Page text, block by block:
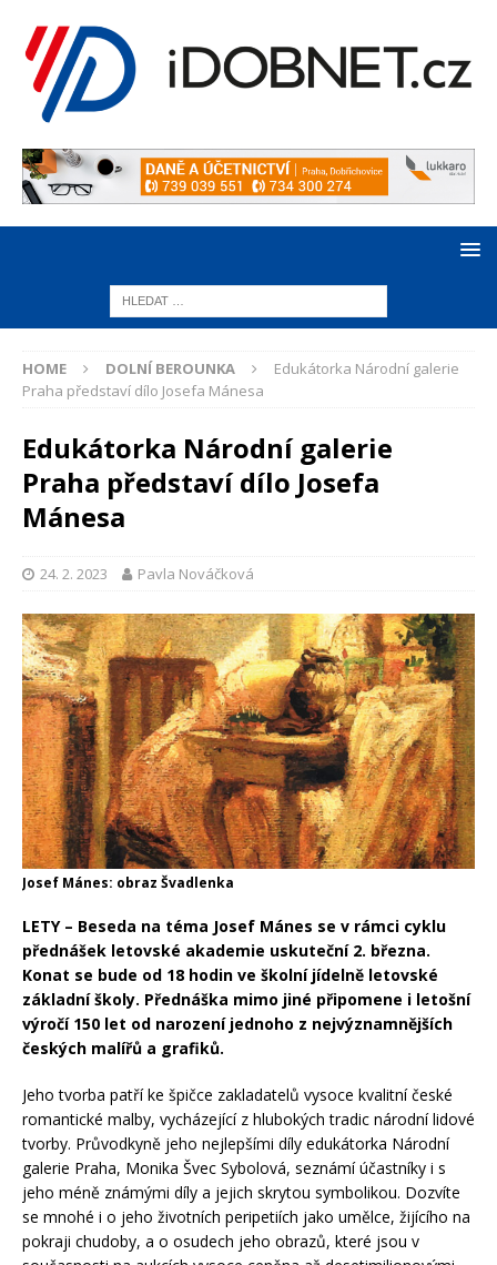
HOME DOLNÍ BEROUNKA
Edukátorka Národní galerie
Praha představí dílo Josefa Mánesa
Edukátorka Národní galerie
Praha představí dílo Josefa
Mánesa
24. 2. 2023 Pavla Nováčková
Josef Mánes: obraz Švadlenka
LETY – Beseda na téma Josef Mánes se v rámci cyklu
přednášek letovské akademie uskuteční 2. března.
Konat se bude od 18 hodin ve školní jídelně letovské
základní školy. Přednáška mimo jiné připomene i letošní
výročí 150 let od narození jednoho z nejvýznamnějších
českých malířů a grafiků.
Jeho tvorba patří ke špičce zakladatelů vysoce kvalitní české
romantické malby, vycházející z hlubokých tradic národní lidové
tvorby. Průvodkyně jeho nejlepšími díly edukátorka Národní
galerie Praha, Monika Švec Sybolová, seznámí účastníky i s
jeho méně známými díly a jejich skrytou symbolikou. Dozvíte
se mnohé i o jeho životních peripetiích jako umělce, žijícího na
pokraji chudoby, a o osudech jeho obrazů, které jsou v